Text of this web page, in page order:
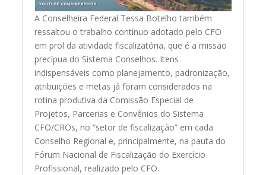
A Conselheira Federal Tessa Botelho também
ressaltou o trabalho contínuo adotado pelo CFO
em prol da atividade fiscalizatória, que é a missão
precípua do Sistema Conselhos. Itens
indispensáveis como planejamento, padronização,
atribuições e metas já foram considerados na
rotina produtiva da Comissão Especial de
Projetos, Parcerias e Convênios do Sistema
CFO/CROs, no “setor de fiscalização” em cada
Conselho Regional e, principalmente, na pauta do
Fórum Nacional de Fiscalização do Exercício
Profissional, realizado pelo CFO.